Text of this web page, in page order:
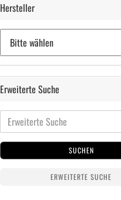
Hersteller
Erweiterte Suche
SUCHEN
ERWEITERTE SUCHE